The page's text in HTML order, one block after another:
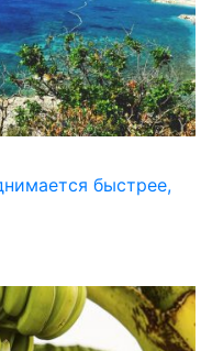
быстрее,